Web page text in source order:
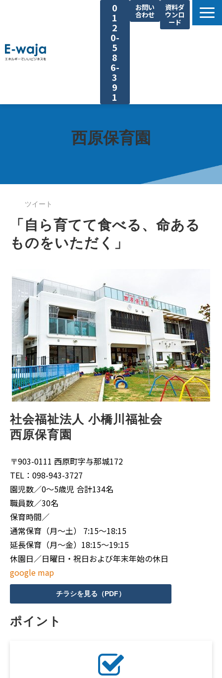
0
1
2
0-
5
8
6-
3
9
1
お問い
合わせ
資料ダ
ウンロ
ード
サービス一覧
業種別ご提案
省エネ手法
よくあるご質問
西原保育園
ツイート
「自ら育てて食べる、命ある
ものをいただく」
社会福祉法人 小橋川福祉会
西原保育園
〒903-0111 西原町字与那城172
TEL：098-943-3727
園児数／0～5歳児 合計134名
職員数／30名
保育時間／
通常保育（月～土） 7:15～18:15
延長保育（月～金）18:15～19:15
休園日／日曜日・祝日および年末年始の休日
google map
チラシを見る（PDF）
ポイント